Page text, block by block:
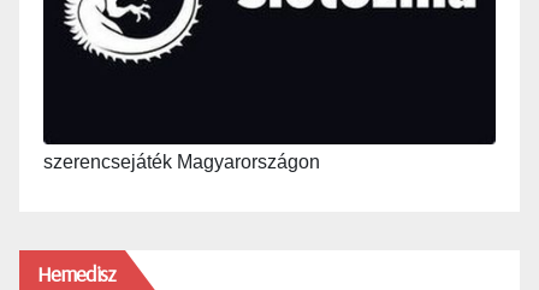
szerencsejáték Magyarországon
Hemedisz